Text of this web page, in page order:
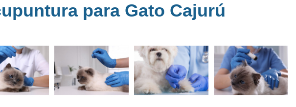
para animais
Vacina para
animais
Veterinários 24
horas
Clínica Veterinária Popular Caçapava
Exame de Eletrocardiograma em Animais
Exame de Eletrocardiograma em Cães
Exame de Eletrocardiograma para Animais
Exame de
para Gato Cajurú